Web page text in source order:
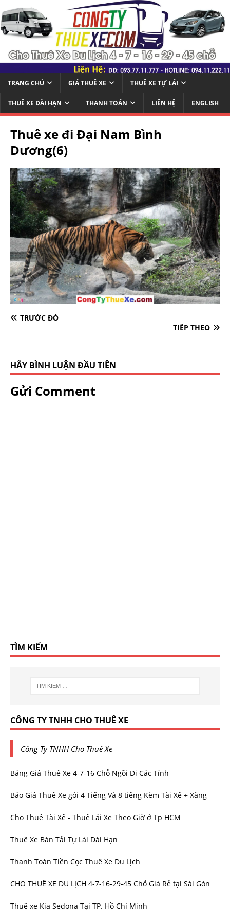
TRANG CHỦ GIÁ THUÊ XE THUÊ XE TỰ LÁI
THUÊ XE DÀI HẠN THANH TOÁN LIÊN HỆ ENGLISH
Thuê xe đi Đại Nam Bình
Dương(6)
TRƯỚC ĐÓ
TIẾP THEO
HÃY BÌNH LUẬN ĐẦU TIÊN
Gửi Comment
TÌM KIẾM
CÔNG TY TNHH CHO THUÊ XE
Công Ty TNHH Cho Thuê Xe
Bảng Giá Thuê Xe 4-7-16 Chỗ Ngồi Đi Các Tỉnh
Báo Giá Thuê Xe gói 4 Tiếng Và 8 tiếng Kèm Tài Xế + Xăng
Cho Thuê Tài Xế - Thuê Lái Xe Theo Giờ ở Tp HCM
Thuê Xe Bán Tải Tự Lái Dài Hạn
Thanh Toán Tiền Cọc Thuê Xe Du Lịch
CHO THUÊ XE DU LỊCH 4-7-16-29-45 Chỗ Giá Rẻ tại Sài Gòn
Thuê xe Kia Sedona Tại TP. Hồ Chí Minh